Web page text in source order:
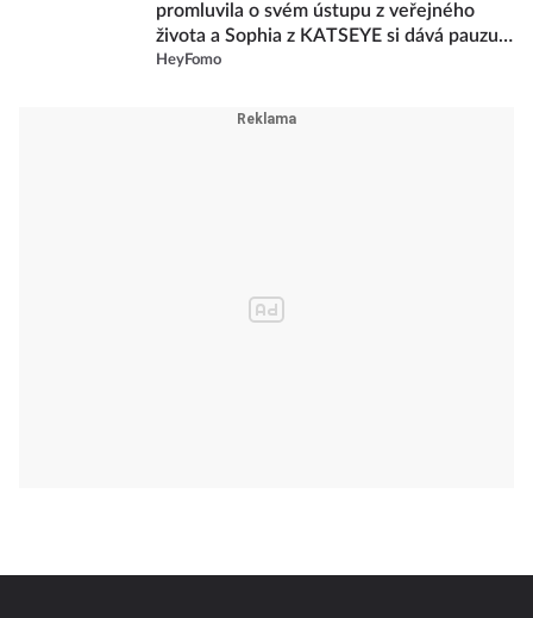
promluvila o svém ústupu z veřejného
života a Sophia z KATSEYE si dává pauzu
od skupiny
HeyFomo